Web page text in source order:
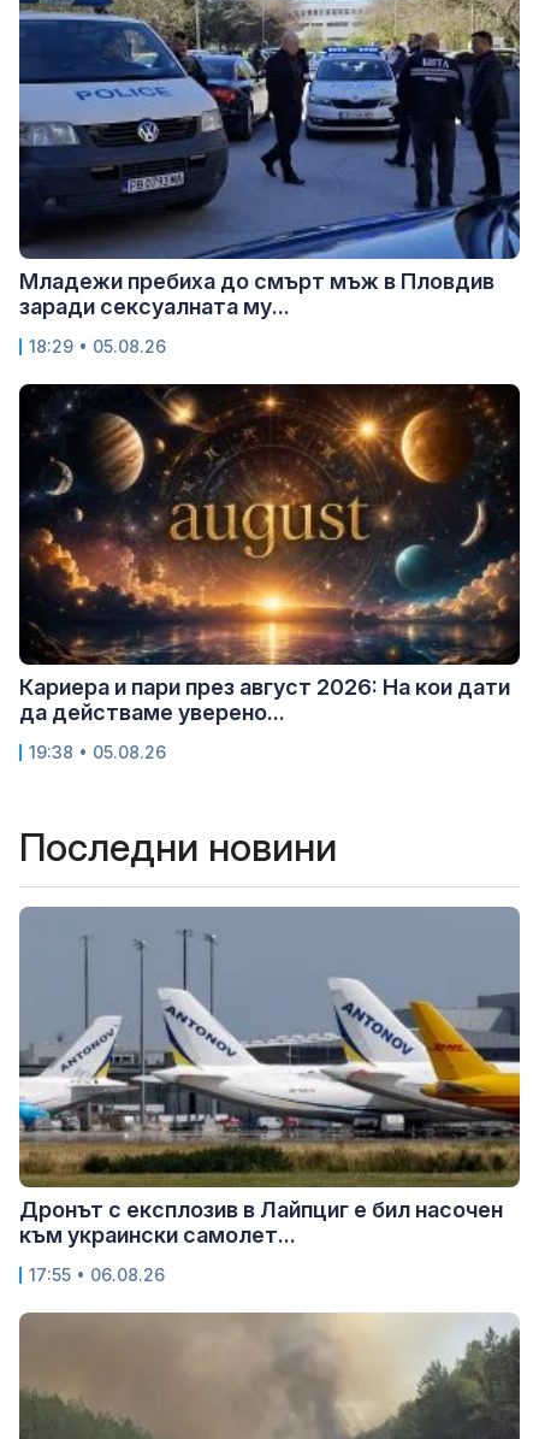
Младежи пребиха до смърт мъж в Пловдив
заради сексуалната му...
18:29 • 05.08.26
Кариера и пари през август 2026: На кои дати
да действаме уверено...
19:38 • 05.08.26
Последни новини
Дронът с експлозив в Лайпциг е бил насочен
към украински самолет...
17:55 • 06.08.26